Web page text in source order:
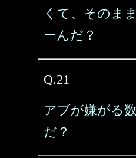
くて、そのま
ーんだ？
Q.21
アブが嫌がる
だ？